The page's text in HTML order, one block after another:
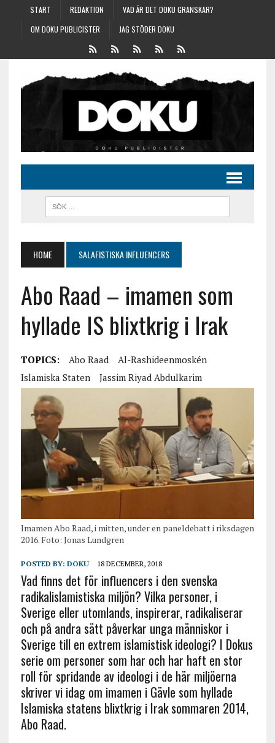
START REDAKTION
VAD ÄR DET DOKU GRANSKAR?
OM DOKU PUBLICISTER
JAG STÖDER DOKU
HOME SALAFISTISKA INFLUENCERS
Abo Raad – imamen som
hyllade IS blixtkrig i Irak
TOPICS: Abo Raad
Al-Rashideenmoskén
Islamiska Staten
Jassim Riyad Abdulkarim
Imamen Abo Raad, i mitten, under en paneldebatt i riksdagen
2016. Foto: Jonas Lundgren
POSTED BY: DOKU 18 DECEMBER, 2018
Vad finns det för influencers i den svenska
radikalislamistiska miljön? Vilka personer, i
Sverige eller utomlands, inspirerar, radikaliserar
och på andra sätt påverkar unga människor i
Sverige till en extrem islamistisk ideologi? I Dokus
serie om personer som har och har haft en stor
roll för spridande av ideologi i de här miljöerna
skriver vi idag om imamen i Gävle som hyllade
Islamiska statens blixtkrig i Irak sommaren 2014,
Abo Raad.